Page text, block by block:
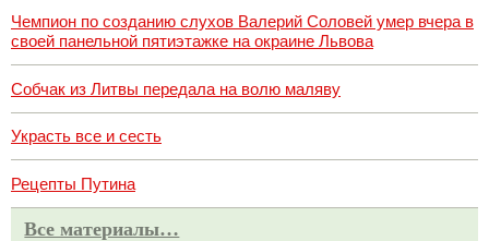
Чемпион по созданию слухов Валерий Соловей умер вчера в
своей панельной пятиэтажке на окраине Львова
Собчак из Литвы передала на волю маляву
Украсть все и сесть
Рецепты Путина
Все материалы…